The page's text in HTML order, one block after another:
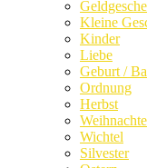
Kleine
Kinder
Liebe
Geburt /
Ordnung
Herbst
Wichtel
Silvester